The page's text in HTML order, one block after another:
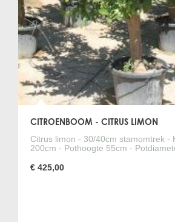
CITROENBOOM - CITRUS LIMON
Citrus limon - 30/40cm stamomtrek -
200cm - Pothoogte 55cm -
€ 425,00